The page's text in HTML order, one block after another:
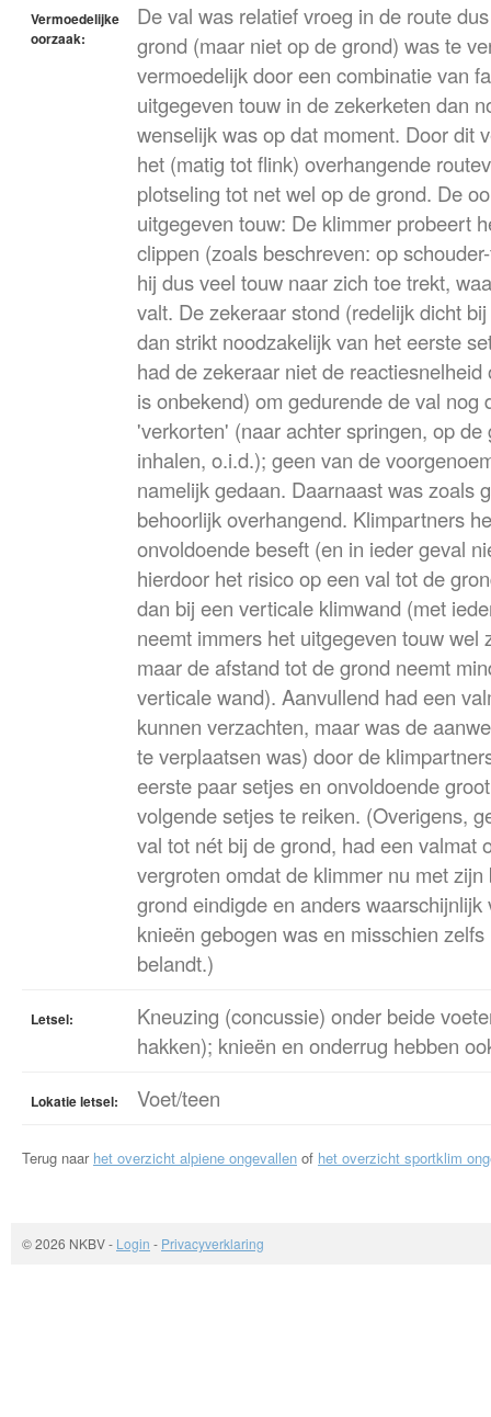
Vermoedelijke
oorzaak:
De val was relatief vroeg in de route
grond (maar niet op de grond) was te
vermoedelijk door een combinatie van
uitgegeven touw in de zekerketen dan
wenselijk was op dat moment. Door dit
het (matig tot flink) overhangende
plotseling tot net wel op de grond. De
uitgegeven touw: De klimmer probeert
clippen (zoals beschreven: op
hij dus veel touw naar zich toe trekt,
valt. De zekeraar stond (redelijk dicht
dan strikt noodzakelijk van het eerste
had de zekeraar niet de
is onbekend) om gedurende de val nog
'verkorten' (naar achter springen, op de
inhalen, o.i.d.); geen van de
namelijk gedaan. Daarnaast was zoals
behoorlijk overhangend. Klimpartners
onvoldoende beseft (en in ieder geval
hierdoor het risico op een val tot de
dan bij een verticale klimwand (met
neemt immers het uitgegeven touw wel
maar de afstand tot de grond neemt
verticale wand). Aanvullend had een
kunnen verzachten, maar was de
te verplaatsen was) door de
eerste paar setjes en onvoldoende
volgende setjes te reiken. (Overigens,
val tot nét bij de grond, had een valmat
vergroten omdat de klimmer nu met
grond eindigde en anders waarschijnlijk
knieën gebogen was en misschien
belandt.)
Letsel:
Kneuzing (concussie) onder beide
hakken); knieën en onderrug hebben
Lokatie letsel: Voet/teen
Terug naar het overzicht alpiene ongevallen of het overzicht sportklim
© 2026 NKBV- Login - Privacyverklaring